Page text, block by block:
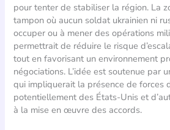
pour tenter de stabiliser la région. La
tampon où aucun soldat ukrainien ni
occuper ou à mener des opérations
permettrait de réduire le risque
tout en favorisant un environnement
négociations. L’idée est soutenue par
qui impliquerait la présence de forces
potentiellement des États-Unis et
à la mise en œuvre des accords.